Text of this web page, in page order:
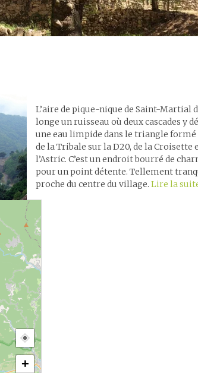
L’aire de pique-nique de Saint-Martial
longe un ruisseau où deux cascades y
une eau limpide dans le triangle formé
de la Tribale sur la D20, de la Croisette
l’Astric. C’est un endroit bourré de
pour un point détente. Tellement
proche du centre du village. Lire la
+